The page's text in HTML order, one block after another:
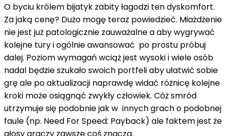
O byciu królem bijatyk zabity łagodzi ten dyskomfort.
Za jaką cenę? Dużo mogę teraz powiedzieć. Miażdżenie
nie jest już patologicznie zauważalne a aby wygrywać
kolejne tury i ogólnie awansować po prostu próbuj
dalej. Poziom wymagań wciąż jest wysoki i wiele osób
nadal będzie szukało swoich portfeli aby ułatwić sobie
grę ale po aktualizacji naprawdę widać różnicę kolejne
kroki może osiągnąć zwykły człowiek. Cóż smród
utrzymuje się podobnie jak w innych grach o podobnej
faule (np. Need For Speed: Payback) ale faktem jest że
głosy graczy zawsze coś znaczą.